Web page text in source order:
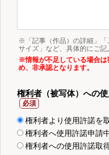
※「記事（作品）の詳細」
サイズ」など、具体的にご記
※情報が不足している場合は
め、非承認となります。
権利者（被写体）への
権利者より使用許諾を
権利者へ使用許諾申請
権利者への使用許諾取